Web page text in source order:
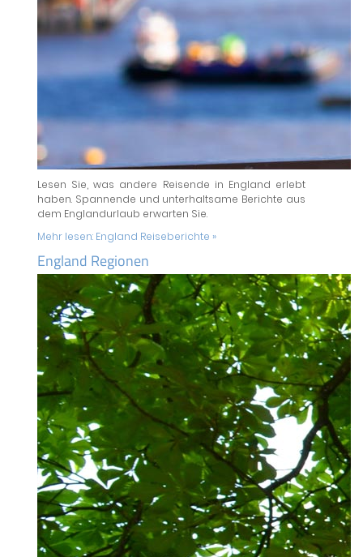
Lesen Sie, was andere Reisende in England erlebt
haben. Spannende und unterhaltsame Berichte aus
dem Englandurlaub erwarten Sie.
Mehr lesen: England Reiseberichte »
England Regionen